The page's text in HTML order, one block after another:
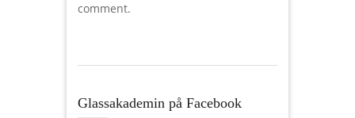
comment.
Glassakademin på Facebook